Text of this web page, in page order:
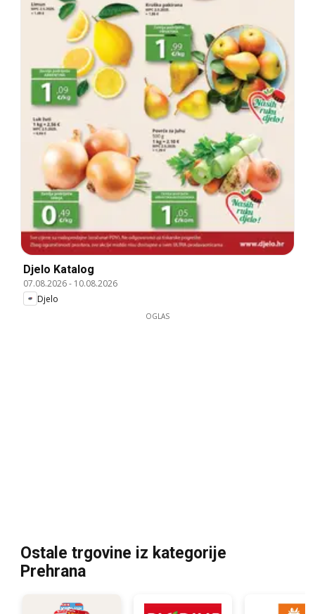
Djelo Katalog
07.08.2026- 10.08.2026
Djelo
OGLAS
Ostale trgovine iz kategorije
Prehrana